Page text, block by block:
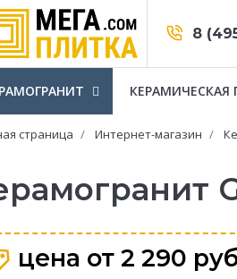
8
КЕРАМИЧЕСКАЯ
страница Интернет-магазин
цена от 2 290